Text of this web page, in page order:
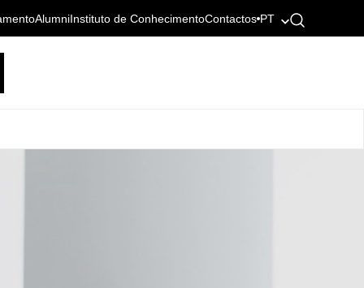
AlumniInstituto de ConhecimentoContactos PT